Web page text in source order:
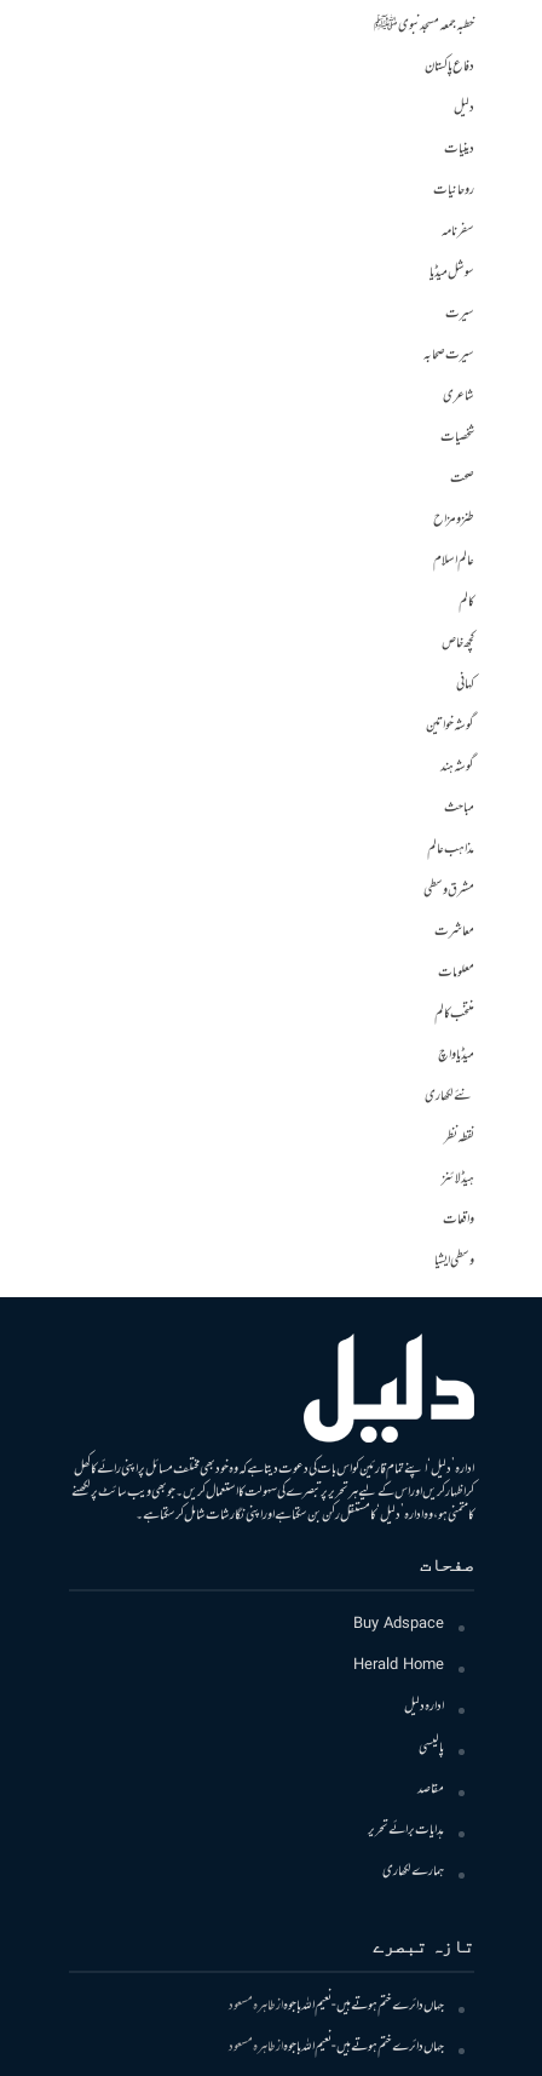
خطبہ جمعہ مسجد نبوی ﷺ
دفاع پاکستان
دلیل
دینیات
روحانیات
سفرنامہ
سوشل میڈیا
سیرت
سیرت صحابہ
شاعری
شخصیات
صحت
طنز و مزاح
عالم اسلام
کالم
کچھ خاص
کہانی
گوشہ خواتین
گوشہ ہند
مباحث
مذاہب عالم
مشرق وسطی
معاشرت
معلومات
منتخب کالم
میڈیا واچ
نئے لکھاری
نقطہ نظر
ہیڈلائنز
واقعات
وسطی ایشیا
ادارہ ’دلیل‘ اپنے تمام قارئین کو اس بات کی دعوت دیتا ہے کہ وہ خود بھی مختلف مسائل پر اپنی رائے کا کھل
کر اظہار کریں اور اس کے لیے ہر تحریر پر تبصرے کی سہولت کا استعمال کریں۔ جو بھی ویب سائٹ پر لکھنے
کا متمنی ہو، وہ ادارہ ’دلیل‘ کا مستقل رکن بن سکتا ہے اور اپنی نگارشات شامل کرسکتا ہے۔
صفحات
Buy Adspace
Herald Home
ادارہ دلیل
پالیسی
مقاصد
ہدایات برائے تحریر
ہمارے لکھاری
تازہ تبصرے
جہاں دائرے ختم ہوتے ہیں- نعیم اللہ باجوہازطاہرہ مسعود
جہاں دائرے ختم ہوتے ہیں- نعیم اللہ باجوہازطاہرہ مسعود